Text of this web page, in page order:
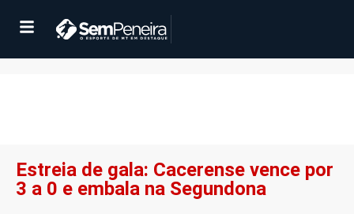
Estreia de gala: Cacerense vence por
3 a 0 e embala na Segundona